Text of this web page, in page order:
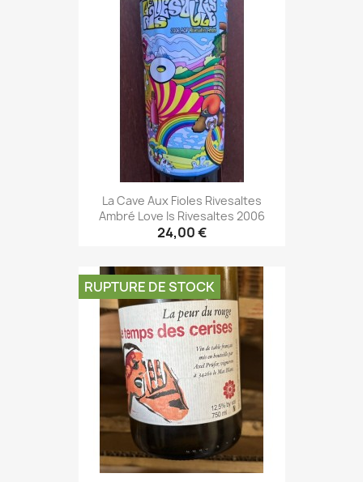
La Cave Aux Fioles Rivesaltes
Ambré Love Is Rivesaltes 2006
24,00 €
RUPTURE DE STOCK